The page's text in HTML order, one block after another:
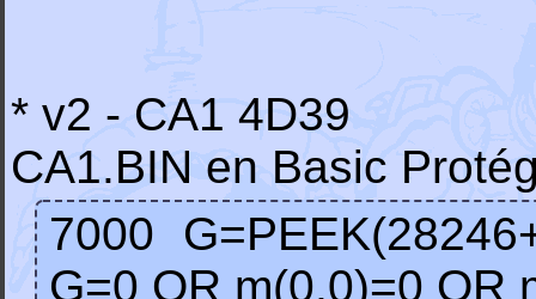
* v2 - CA1 4D39
CA1.BIN en Basic
7000
G=0 OR m(0,0)=0 OR